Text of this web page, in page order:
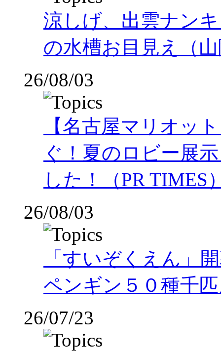
涼しげ、出雲ナン
の水槽お目見え（
26/08/03
【名古屋マリオッ
ぐ！夏のロビー展
した！（PR TIMES
26/08/03
「すいぞくえん」
ペンギン５０種千
26/07/23